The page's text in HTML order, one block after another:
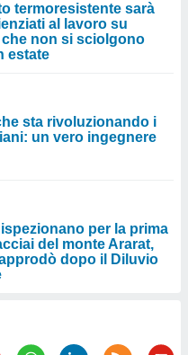
termoresistente sarà
al lavoro su
non si sciolgono
estate
sta rivoluzionando i
un vero ingegnere
per la prima
del monte Ararat,
dopo il Diluvio